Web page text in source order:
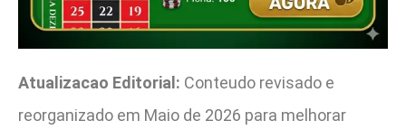
Atualizacao Editorial: Conteudo revisado e
reorganizado em Maio de 2026 para melhorar